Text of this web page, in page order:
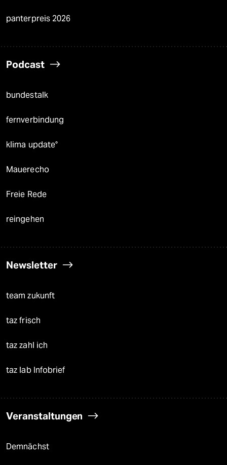
panterpreis 2026
Podcast
bundestalk
fernverbindung
klima update°
Mauerecho
Freie Rede
reingehen
Newsletter
team zukunft
taz frisch
taz zahl ich
taz lab Infobrief
Veranstaltungen
Demnächst